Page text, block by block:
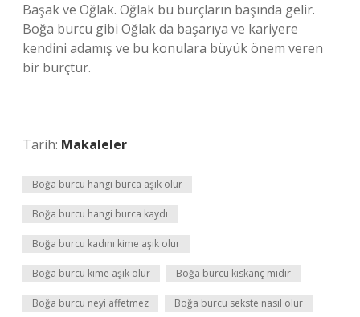
Başak ve Oğlak. Oğlak bu burçların başında gelir.
Boğa burcu gibi Oğlak da başarıya ve kariyere
kendini adamış ve bu konulara büyük önem veren
bir burçtur.
Tarih: Makaleler
Boğa burcu hangi burca aşık olur
Boğa burcu hangi burca kaydı
Boğa burcu kadını kime aşık olur
Boğa burcu kime aşık olur Boğa burcu kıskanç mıdır
Boğa burcu neyi affetmez Boğa burcu sekste nasıl olur